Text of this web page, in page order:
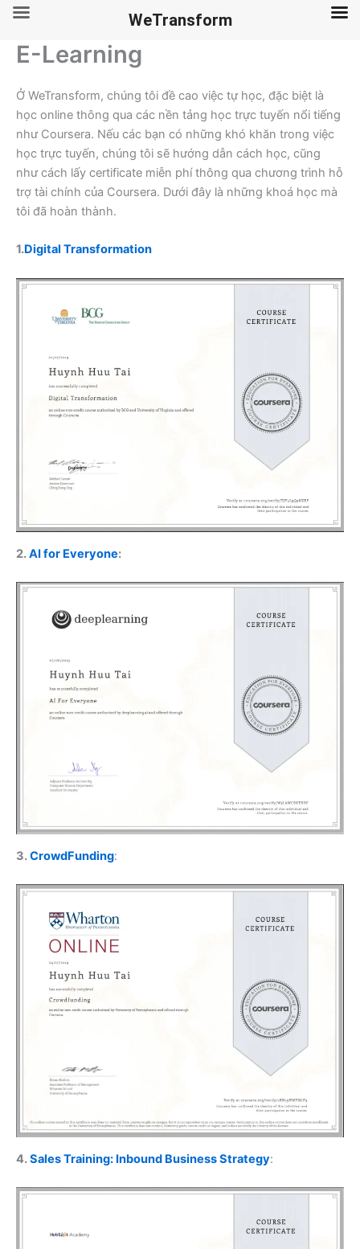
Skip
content
E-Learning
Ở WeTransform, chúng tôi đề cao việc tự học, đặc biệt là
học online thông qua các nền tảng học trực tuyến nổi tiếng
như Coursera. Nếu các bạn có những khó khăn trong việc
học trực tuyến, chúng tôi sẽ hướng dẫn cách học, cũng
như cách lấy certificate miễn phí thông qua chương trình hỗ
trợ tài chính của Coursera. Dưới đây là những khoá học mà
tôi đã hoàn thành.
1.Digital Transformation
2.AI for Everyone:
3.CrowdFunding:
4.Sales Training: Inbound Business Strategy:
WeTransform